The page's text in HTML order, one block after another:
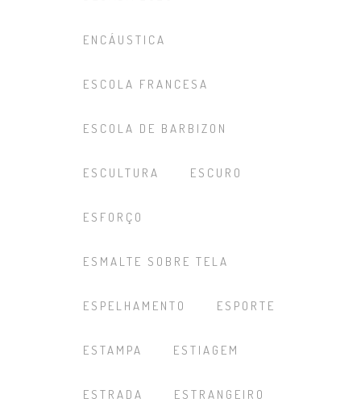
ENCÁUSTICA
ESCOLA FRANCESA
ESCOLA DE BARBIZON
ESCULTURA ESCURO
ESFORÇO
ESMALTE SOBRE TELA
ESPELHAMENTO ESPORTE
ESTAMPA ESTIAGEM
ESTRADA ESTRANGEIRO